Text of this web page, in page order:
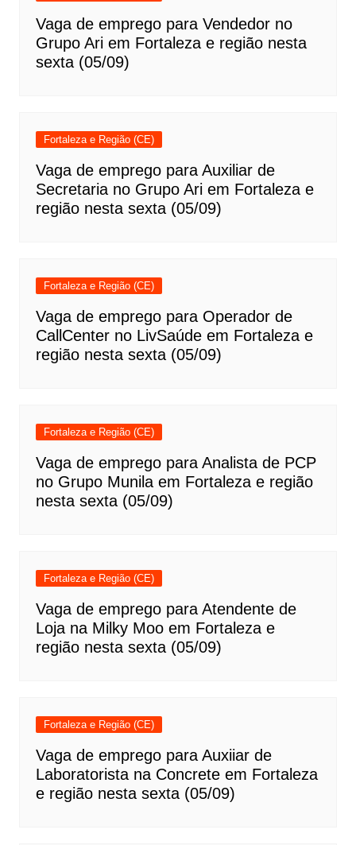
Vaga de emprego para Vendedor no
Grupo Ari em Fortaleza e região nesta
sexta (05/09)
Fortaleza e Região (CE)
Vaga de emprego para Auxiliar de
Secretaria no Grupo Ari em Fortaleza e
região nesta sexta (05/09)
Fortaleza e Região (CE)
Vaga de emprego para Operador de
CallCenter no LivSaúde em Fortaleza e
região nesta sexta (05/09)
Fortaleza e Região (CE)
Vaga de emprego para Analista de PCP
no Grupo Munila em Fortaleza e região
nesta sexta (05/09)
Fortaleza e Região (CE)
Vaga de emprego para Atendente de
Loja na Milky Moo em Fortaleza e
região nesta sexta (05/09)
Fortaleza e Região (CE)
Vaga de emprego para Auxiiar de
Laboratorista na Concrete em Fortaleza
e região nesta sexta (05/09)